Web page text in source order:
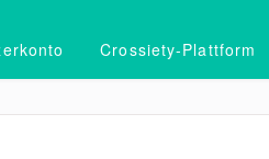
Crossiety-Plattform